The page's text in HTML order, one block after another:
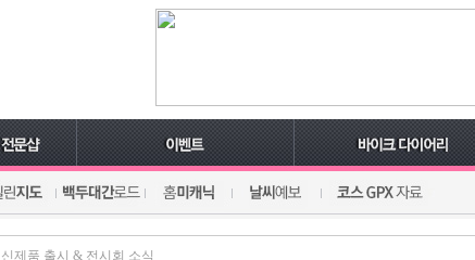
신제품 출시 & 전시회 소식